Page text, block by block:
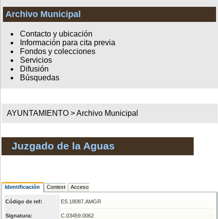
Archivo Municipal
Contacto y ubicación
Información para cita previa
Fondos y colecciones
Servicios
Difusión
Búsquedas
AYUNTAMIENTO >Archivo Municipal
Juzgado de la Aguas
Identificación Contexto Acceso
Código de ref: ES.18087.AMGR
Signatura: C.03459.0062